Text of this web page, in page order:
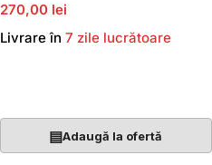
270,00 lei
Livrare în 7 zile lucrătoare
▤Adaugă la ofertă